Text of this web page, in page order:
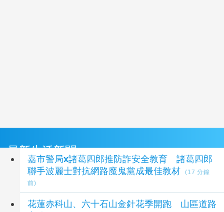
最新生活新聞
嘉市警局x諸葛四郎推防詐安全教育 諸葛四郎
聯手波麗士對抗網路魔鬼黨成最佳教材
(17 分鐘
前)
花蓮赤科山、六十石山金針花季開跑 山區道路